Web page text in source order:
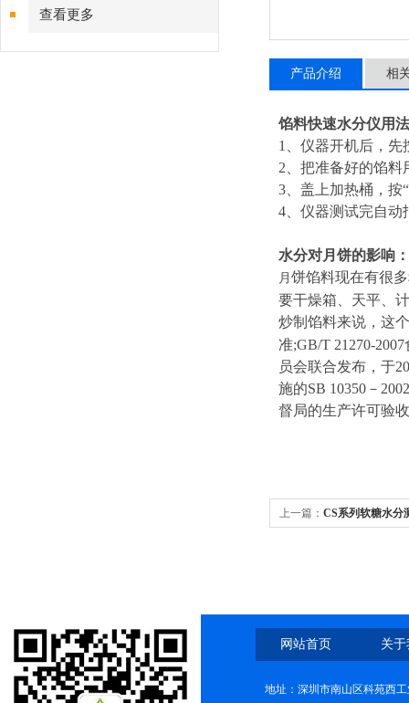
查看更多
产品介绍 相
馅料快速水分仪用
1、仪器开机后，先
2、把准备好的馅
3、盖上加热桶，按
4、仪器测试完自动
水分对月饼的影响：
月 饼馅料现在有很
要干燥箱、天平、
炒制馅料来说，这
准;GB/T 21270-
员会联合发布，于
施的SB 10350－
督局的生产许可验
上一篇： CS系列软糖水分
网站首页 关
地址：深圳市南山区科苑西